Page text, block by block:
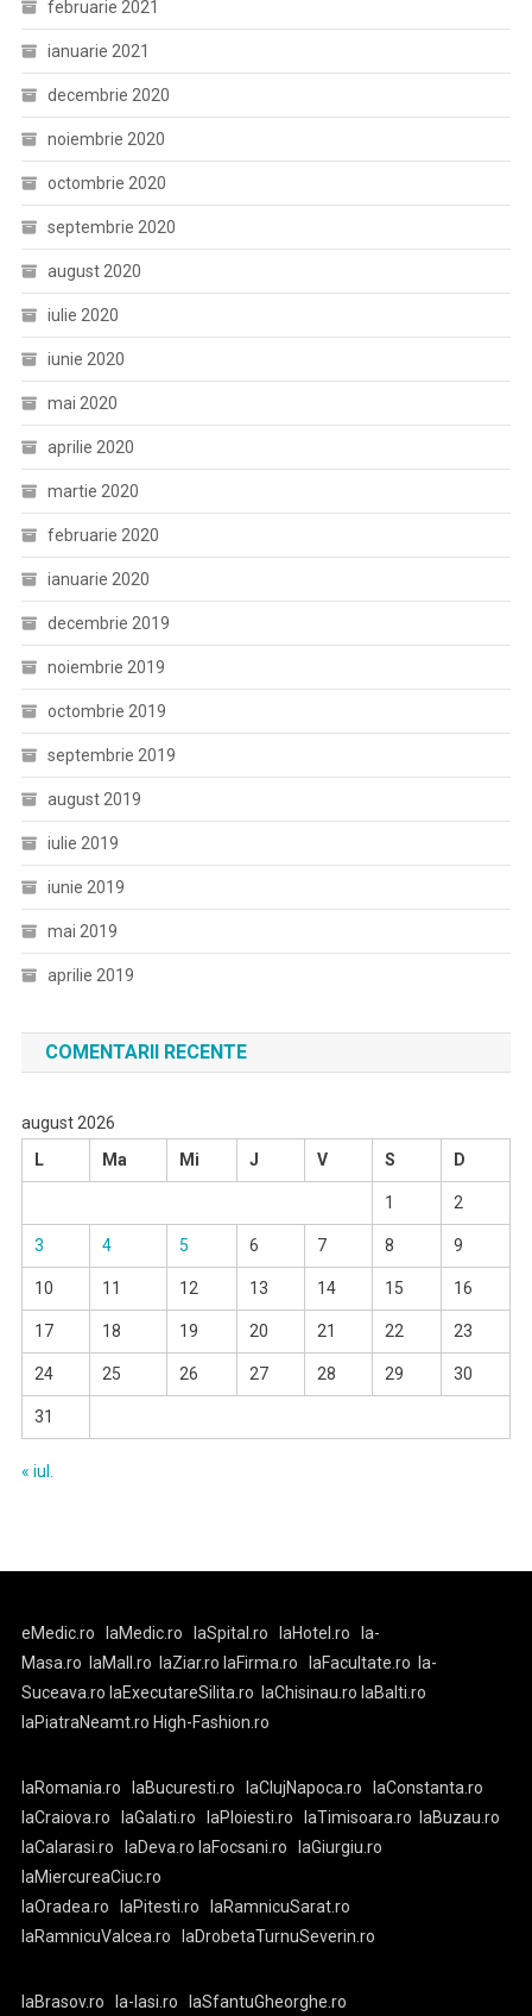
februarie 2021
ianuarie 2021
decembrie 2020
noiembrie 2020
octombrie 2020
septembrie 2020
august 2020
iulie 2020
iunie 2020
mai 2020
aprilie 2020
martie 2020
februarie 2020
ianuarie 2020
decembrie 2019
noiembrie 2019
octombrie 2019
septembrie 2019
august 2019
iulie 2019
iunie 2019
mai 2019
aprilie 2019
COMENTARII RECENTE
august 2026
L
Ma Mi J V S D
1 2
3 4 5 6 7 8 9
10 11 12 13 14 15 16
17 18 19 20 21 22 23
24 25 26 27 28 29 30
31
« iul.
eMedic.ro laMedic.ro laSpital.ro laHotel.ro
la-
Masa.ro
laMall.ro laZiar.ro laFirma.ro laFacultate.ro
la-
Suceava.ro laExecutareSilita.ro laChisinau.ro laBalti.ro
laPiatraNeamt.ro High-Fashion.ro
laRomania.ro laBucuresti.ro laClujNapoca.ro
laConstanta.ro
laCraiova.ro
laGalati.ro laPloiesti.ro laTimisoara.ro
laBuzau.ro
laCalarasi.ro
laDeva.ro laFocsani.ro
laGiurgiu.ro
laMiercureaCiuc.ro
laOradea.ro
laPitesti.ro
laRamnicuSarat.ro
laRamnicuValcea.ro
laDrobetaTurnuSeverin.ro
laBrasov.ro la-Iasi.ro laSfantuGheorghe.ro